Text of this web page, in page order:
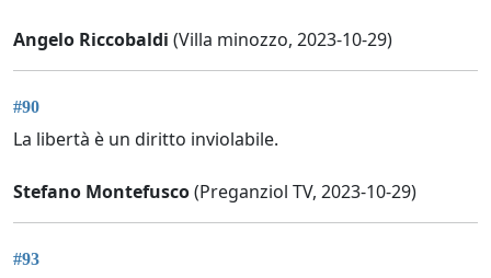
Angelo Riccobaldi (Villa minozzo, 2023-10-29)
#90
La libertà è un diritto inviolabile.
Stefano Montefusco(Preganziol TV, 2023-10-29)
#93